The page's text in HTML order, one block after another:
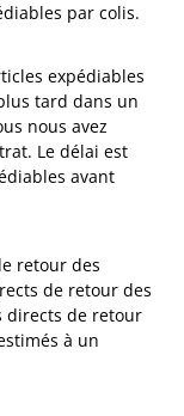
par colis.
expédiables
tard dans un
nous avez
Le délai est
avant
retour des
de retour des
directs de retour
à un